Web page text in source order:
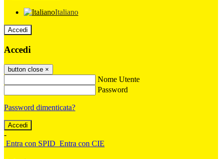
Italiano
Accedi
Accedi
button close ×
Nome Utente
Password
Password dimenticata?
-
Entra con SPID Entra con CIE